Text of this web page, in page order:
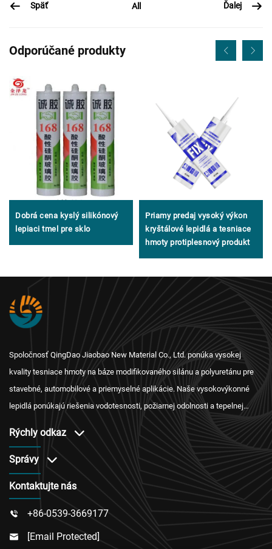
Späť All Ďalej
Odporúčané produkty
Dobrá cena kyslý silikónový
lepiaci tmel pre sklo
Priamy predaj vysoký výkon
kryštálové lepidlá a tesniace
hmoty protiplesnový produkt
Spoločnosť QingDao Jiaobao New Material Co., Ltd. ponúka vysokej
kvality tesniace hmoty na báze modifikovaného silánu a polyuretánu pre
stavebné, automobilové a priemyselné aplikácie. Naše vysokovýkonné
lepidlá ponúkajú riešenia vodotesnosti, požiarnej odolnosti a tepelnej
podporou.
Rýchly odkaz
Správy
Kontaktujte nás
 +86-0539-3669177
 [email Protected]